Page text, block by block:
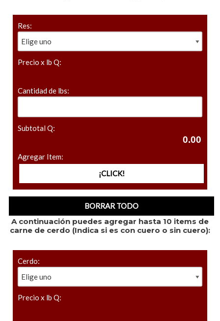
Res:
Precio x lb Q:
Cantidad de lbs:
Subtotal Q:
Agregar Item:
A continuación puedes agregar hasta 10 items de
carne de cerdo (Indica si es con cuero o sin cuero):
Cerdo:
Precio x lb Q: